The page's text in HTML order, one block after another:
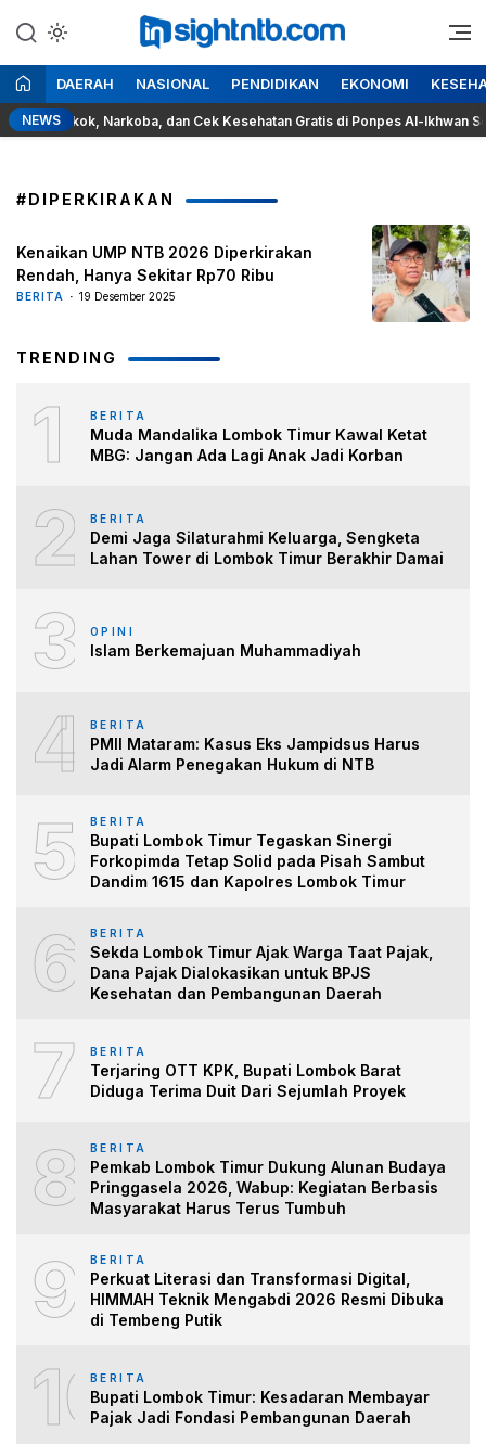
ke
konten
Insight NTB
Berita Seputar NTB
DAERAH NASIONAL PENDIDIKAN EKONOMI
NEWS
Rokok, Narkoba, dan Cek Kesehatan Gratis di Ponpes Al-Ikhwan Sesait
#DIPERKIRAKAN
Kenaikan UMP NTB 2026 Diperkirakan
Rendah, Hanya Sekitar Rp70 Ribu
BERITA 19 Desember 2025
TRENDING
1 BERITA
Muda Mandalika Lombok Timur Kawal Ketat
MBG: Jangan Ada Lagi Anak Jadi Korban
2 BERITA
Demi Jaga Silaturahmi Keluarga, Sengketa
Lahan Tower di Lombok Timur Berakhir Damai
3 OPINI
Islam Berkemajuan Muhammadiyah
4 BERITA
PMII Mataram: Kasus Eks Jampidsus Harus
Jadi Alarm Penegakan Hukum di NTB
5 BERITA
Bupati Lombok Timur Tegaskan Sinergi
Forkopimda Tetap Solid pada Pisah Sambut
Dandim 1615 dan Kapolres Lombok Timur
6 BERITA
Sekda Lombok Timur Ajak Warga Taat Pajak,
Dana Pajak Dialokasikan untuk BPJS
Kesehatan dan Pembangunan Daerah
7 BERITA
Terjaring OTT KPK, Bupati Lombok Barat
Diduga Terima Duit Dari Sejumlah Proyek
8 BERITA
Pemkab Lombok Timur Dukung Alunan Budaya
Pringgasela 2026, Wabup: Kegiatan Berbasis
Masyarakat Harus Terus Tumbuh
9 BERITA
Perkuat Literasi dan Transformasi Digital,
HIMMAH Teknik Mengabdi 2026 Resmi Dibuka
di Tembeng Putik
10BERITA
Bupati Lombok Timur: Kesadaran Membayar
Pajak Jadi Fondasi Pembangunan Daerah